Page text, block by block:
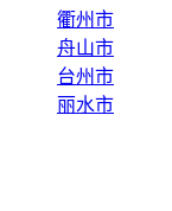
衢州市
舟山市
台州市
丽水市